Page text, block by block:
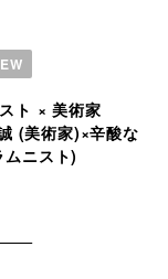
ト × 美術家
(美術家)×辛酸な
ニスト)